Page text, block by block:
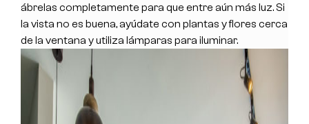
ábrelas completamente para que entre aún más luz. Si
la vista no es buena, ayúdate con plantas y flores cerca
de la ventana y utiliza lámparas para iluminar.